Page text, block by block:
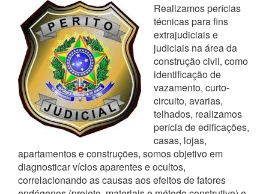
Realizamos perícias
técnicas para fins
extrajudiciais e
judiciais na área da
construção civil, como
identificação de
vazamento, curto-
circuito, avarias,
telhados, realizamos
perícia de edificações,
casas, lojas,
apartamentos e construções, somos objetivo em
diagnosticar vícios aparentes e ocultos,
correlacionando as causas aos efeitos de fatores